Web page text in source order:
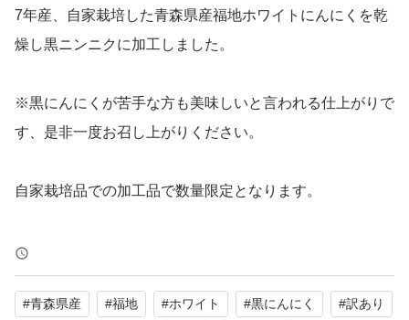
7年産、自家栽培した青森県産福地ホワイトにんにくを乾
燥し黒ニンニクに加工しました。
※黒にんにくが苦手な方も美味しいと言われる仕上がりで
す、是非一度お召し上がりください。
自家栽培品での加工品で数量限定となります。
独自開発した熟成機でにんにく本来の水分のみで容器内で
密閉熟成発酵し完成しました。少し硬めで激甘に仕上がっ
ております。【糖度50以上】
#青森県産 #福地 #ホワイト #黒にんにく #訳あり